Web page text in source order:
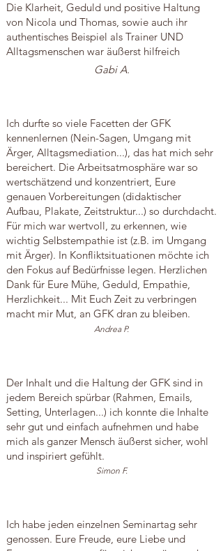
Die Klarheit, Geduld und positive Haltung
von Nicola und Thomas, sowie auch ihr
authentisches Beispiel als Trainer UND
Alltagsmenschen war äußerst hilfreich
Gabi A.
Ich durfte so viele Facetten der GFK
kennenlernen (Nein-Sagen, Umgang mit
Ärger, Alltagsmediation...), das hat mich sehr
bereichert. Die Arbeitsatmosphäre war so
wertschätzend und konzentriert, Eure
genauen Vorbereitungen (didaktischer
Aufbau, Plakate, Zeitstruktur...) so durchdacht.
Für mich war wertvoll, zu erkennen, wie
wichtig Selbstempathie ist (z.B. im Umgang
mit Ärger). In Konfliktsituationen möchte ich
den Fokus auf Bedürfnisse legen. Herzlichen
Dank für Eure Mühe, Geduld, Empathie,
Herzlichkeit... Mit Euch Zeit zu verbringen
macht mir Mut, an GFK dran zu bleiben.
Andrea P.
Der Inhalt und die Haltung der GFK sind in
jedem Bereich spürbar (Rahmen, Emails,
Setting, Unterlagen...) ich konnte die Inhalte
sehr gut und einfach aufnehmen und habe
mich als ganzer Mensch äußerst sicher, wohl
und inspiriert gefühlt.
Simon F.
Ich habe jeden einzelnen Seminartag sehr
genossen. Eure Freude, eure Liebe und